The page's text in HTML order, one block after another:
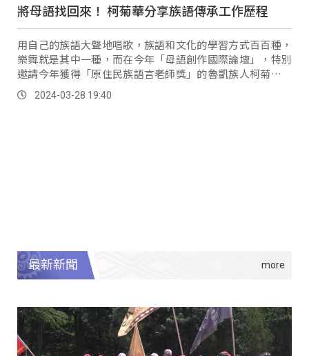
將母語找回來！ 柯菊華分享族語傳承工作歷程
用自己的族語大聲地唱歌，族語和文化的學習方式百百種，
樂舞就是其中一種，而在今年「母語創作國際論壇」，特別
邀請今年獲得「原住民族語言老師獎」的魯凱族人柯菊華，
分享自身經歷，同時讓從小在都市學習族語的學生，展現自
己的學習成果。
2024-03-28 19:40
最新新聞